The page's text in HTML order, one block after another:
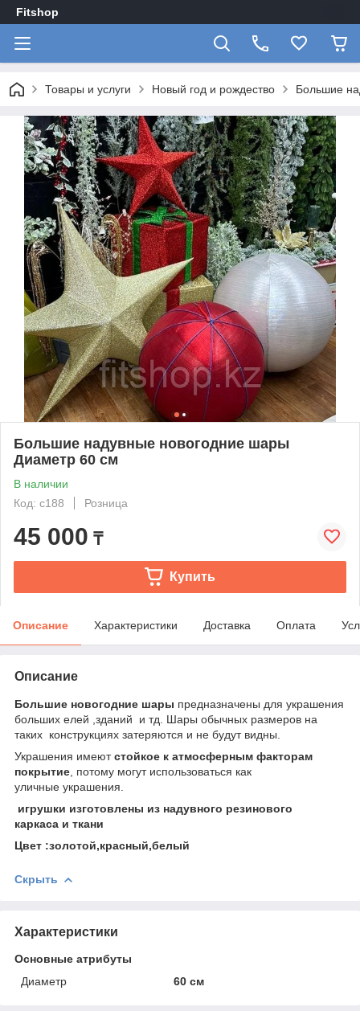
Fitshop
Товары и услуги Новый год и рождество Большие
Большие надувные новогодние шары
Диаметр 60 см
В наличии
Код: c188
Розница
45 000 ₸
Купить
Описание Характеристики Доставка Оплата
Описание
Большие новогодние шары предназначены для украшения
больших елей ,зданий и тд. Шары обычных размеров на
таких конструкциях затеряются и не будут видны.
Украшения имеютстойкое к атмосферным факторам
покрытие , потому могут использоваться как
уличные украшения.
игрушки изготовлены из надувного резинового
каркаса и ткани
Цвет :золотой,красный,белый
Скрыть
Характеристики
Основные атрибуты
Диаметр
60 см